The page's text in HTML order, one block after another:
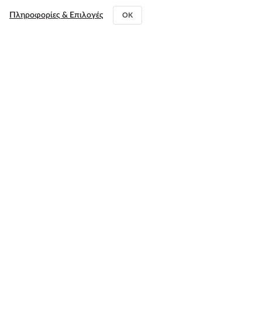
Macbook Air
Πληροφορίες & Επιλογές OK